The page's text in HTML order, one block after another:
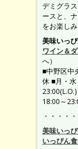
デミグラ
ースと、
をお楽し
美味いっ
ワイン＆
へ）
■中野区中
休 ■月・
18:00～
・・・・
美味いっ
いっぴん